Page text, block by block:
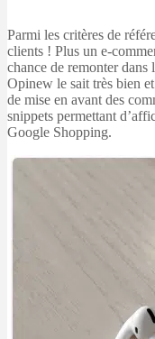
Parmi les critères de
clients ! Plus un e-
chance de remonter dans
Opinew le sait très bien
de mise en avant des
snippets permettant
Google Shopping.